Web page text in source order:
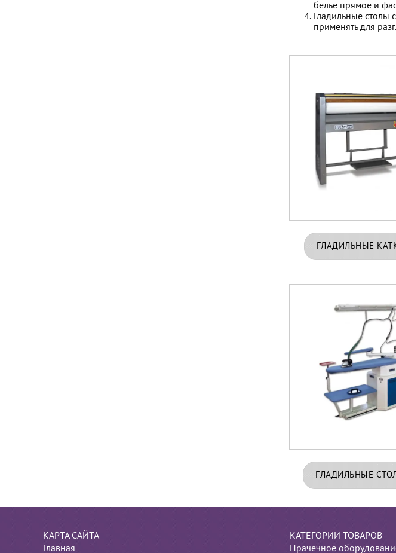
белье прямое и
Гладильные
применять для
ГЛАДИЛЬНЫЕ
ГЛАДИЛЬНЫЕ
КАРТА САЙТА
Главная
КАТЕГОРИИ ТОВАРОВ
Прачечное